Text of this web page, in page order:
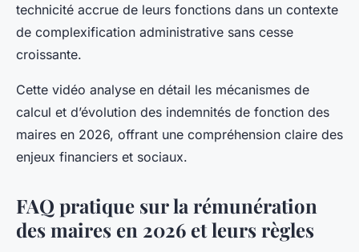
technicité accrue de leurs fonctions dans un contexte
de complexification administrative sans cesse
croissante.
Cette vidéo analyse en détail les mécanismes de
calcul et d’évolution des indemnités de fonction des
maires en 2026, offrant une compréhension claire des
enjeux financiers et sociaux.
FAQ pratique sur la rémunération
des maires en 2026 et leurs règles